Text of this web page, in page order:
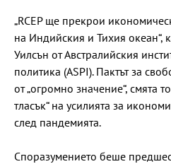
„RCEP ще прекрои
на Индийския и Тихия океан“,
Уилсън от Австралийския
политика (ASPI). Пактът за
от „огромно значение“, смята
тласък“ на усилията за
след пандемията.
Споразумението беше